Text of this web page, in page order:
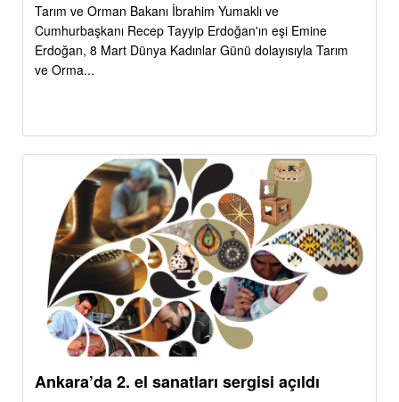
Tarım ve Orman Bakanı İbrahim Yumaklı ve
Cumhurbaşkanı Recep Tayyip Erdoğan'ın eşi Emine
Erdoğan, 8 Mart Dünya Kadınlar Günü dolayısıyla Tarım
ve Orma...
Ankara’da 2. el sanatları sergisi açıldı